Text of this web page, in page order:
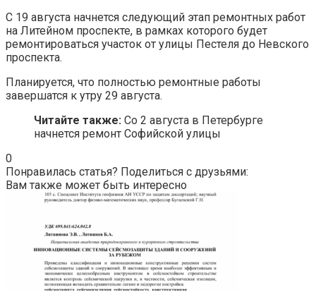
С 19 августа начнется следующий этап ремонтных работ
на Литейном проспекте, в рамках которого будет
ремонтироваться участок от улицы Пестеля до Невского
проспекта.
Планируется, что полностью ремонтные работы
завершатся к утру 29 августа.
Читайте также: Со 2 августа в Петербурге
начнется ремонт Софийской улицы
0
Понравилась статья? Поделиться с друзьями:
Вам также может быть интересно